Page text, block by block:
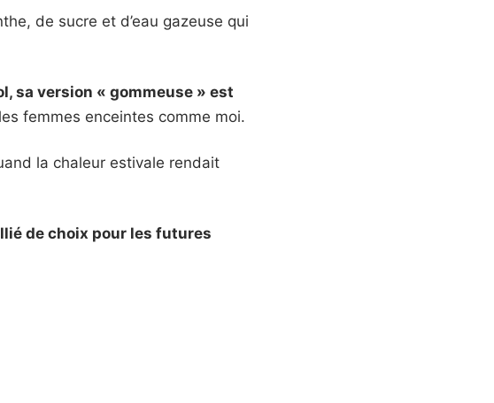
de sucre et d’eau gazeuse qui
sa version « gommeuse » est
femmes enceintes comme moi.
la chaleur estivale rendait
de choix pour les futures